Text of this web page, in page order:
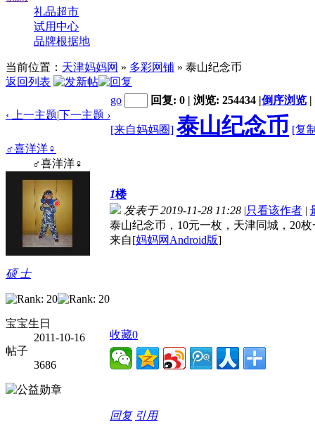
礼品超市
试用中心
品牌根据地
当前位置： 天津妈妈网 » 多彩网铺 » 泰山纪念币
返回列表
‹ 上一主题|下一主题 ›
go 回复: 0 | 浏览: 254434 |倒序浏览 |
[来自妈妈圈] 泰山纪念币 [复
♂喜洋洋♀
♂喜洋洋♀
硕 士
宝宝生日
2011-10-16
帖子
3686
1楼
发表于 2019-11-28 11:28 |只看该作者 |
泰山纪念币，10元一枚，天津同城，20
来自[妈妈网Android版]
收藏0
回复 引用